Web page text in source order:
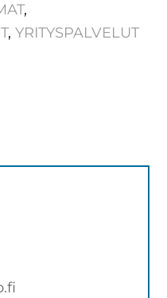
,
,YRITYSPALVELUT